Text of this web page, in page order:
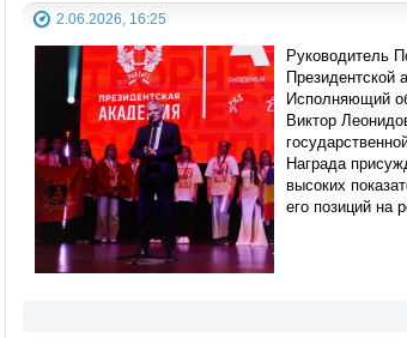
2.06.2026, 16:25
Руководитель
Президентской
Исполняющий
Виктор
Награда
высоких
его позиций на